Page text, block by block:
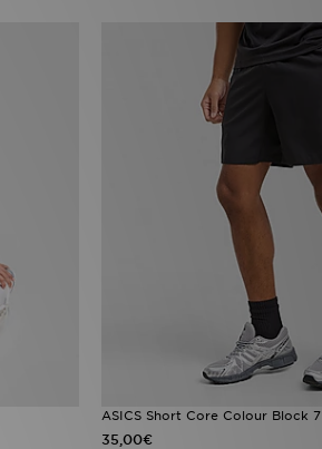
ASICS Short Core Colour Block 7
35,00€